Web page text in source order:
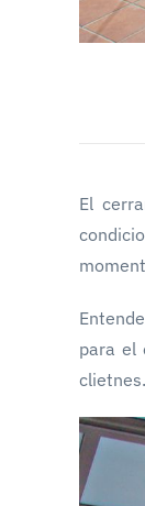
El
para el
clietnes.